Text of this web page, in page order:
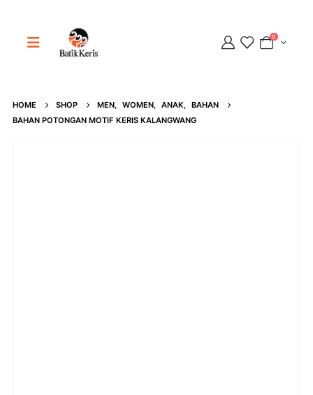
0
HOME SHOP MEN, WOMEN, ANAK, BAHAN
BAHAN POTONGAN MOTIF KERIS KALANGWANG
Adipati